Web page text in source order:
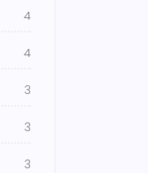
4
4
3
3
3